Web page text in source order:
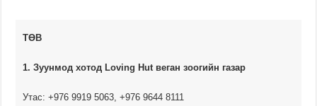
ТӨВ
1. Зуунмод хотод Loving Hut веган зоогийн газар
Утас: +976 9919 5063, +976 9644 8111